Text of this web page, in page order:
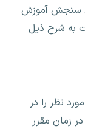
سنجش آموزش
به شرح ذیل
نظر را در
زمان مقرر